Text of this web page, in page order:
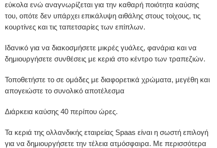
εύκολα ενώ αναγνωρίζεται για την καθαρή ποιότητα καύσης
του, οπότε δεν υπάρχει επικάλυψη αιθάλης στους τοίχους, τις
κουρτίνες και τις ταπετσαρίες των επίπλων.
Ιδανικό για να διακοσμήσετε μικρές γυάλες, φανάρια και να
δημιουργήσετε συνθέσεις με κεριά στο κέντρο των τραπεζιών.
Τοποθετήστε το σε ομάδες με διαφορετικά χρώματα, μεγέθη και
απογειώστε το συνολικό αποτέλεσμα
Διάρκεια καύσης 40 περίπου ώρες.
Τα κεριά της ολλανδικής εταιρείας Spaas είναι η σωστή επιλογή
για να δημιουργήσετε την τέλεια ατμόσφαιρα. Με περισσότερα